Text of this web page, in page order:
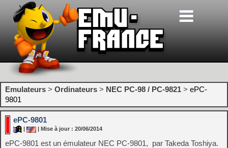
Emulateurs > Ordinateurs > NEC PC-98 / PC-9821 > ePC-
9801
ePC-9801
| Mise à jour : 20/06/2014
ePC-9801 est un émulateur NEC PC-9801, par Takeda Toshiya.